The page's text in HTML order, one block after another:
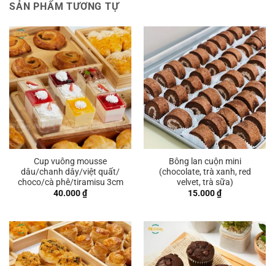
SẢN PHẨM TƯƠNG TỰ
Cup vuông mousse
dâu/chanh dây/việt quất/
choco/cà phê/tiramisu 3cm
40.000₫
Bông lan cuộn mini
(chocolate, trà xanh, red
velvet, trà sữa)
15.000₫